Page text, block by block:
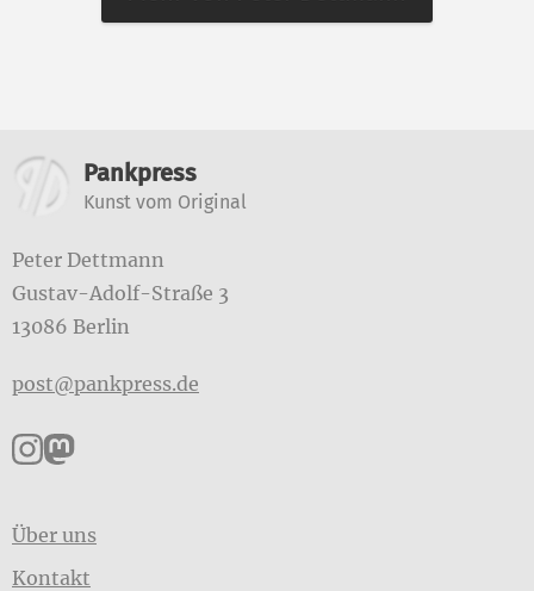
Weitere Informationen
Pankpress
Kunst vom Original
Peter Dettmann
Gustav-Adolf-Straße 3
13086 Berlin
post@pankpress.de
Pankpress auf Instagram
Pankpress auf Mastodon
Über uns
Kontakt